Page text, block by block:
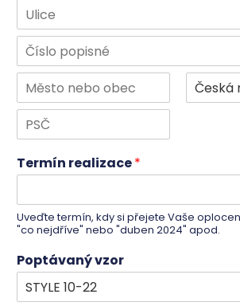
První
řádek
adresy
Druhý
řádek
adresy
Město
Termín realizace*
Uveďte termín, kdy si přejete Vaše
"co nejdříve" nebo "duben 2024" apod.
Poptávaný vzor